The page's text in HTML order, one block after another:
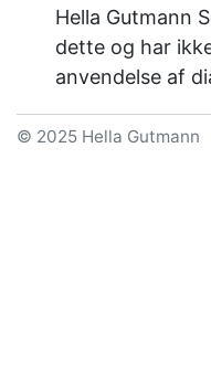
Hella Gutmann
dette og har
anvendelse af
© 2025 Hella Gutmann